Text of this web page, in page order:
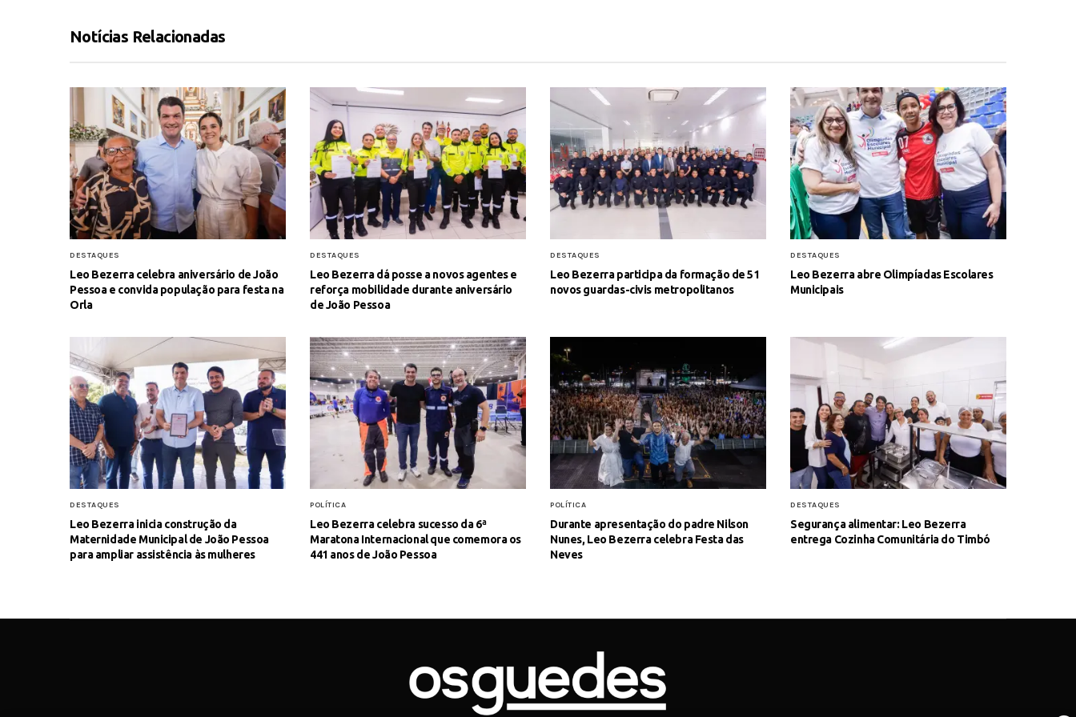
Notícias Relacionadas
DESTAQUES
Leo Bezerra celebra aniversário de João
Pessoa e convida população para festa na
Orla
DESTAQUES
Leo Bezerra dá posse a novos agentes e
reforça mobilidade durante aniversário
de João Pessoa
DESTAQUES
Leo Bezerra participa da formação de 51
novos guardas-civis metropolitanos
DESTAQUES
Leo Bezerra abre Olimpíadas Escolares
Municipais
DESTAQUES
Leo Bezerra inicia construção da
Maternidade Municipal de João Pessoa
para ampliar assistência às mulheres
POLÍTICA
Leo Bezerra celebra sucesso da 6ª
Maratona Internacional que comemora os
441 anos de João Pessoa
POLÍTICA
Durante apresentação do padre Nilson
Nunes, Leo Bezerra celebra Festa das
Neves
DESTAQUES
Segurança alimentar: Leo Bezerra
entrega Cozinha Comunitária do Timbó